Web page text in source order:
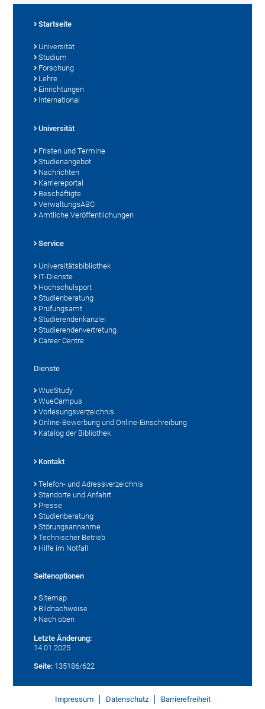
Startseite
Universität
Studium
Forschung
Lehre
Einrichtungen
International
Universität
Fristen und Termine
Studienangebot
Nachrichten
Karriereportal
Beschäftigte
VerwaltungsABC
Amtliche Veröffentlichungen
Service
Universitätsbibliothek
IT-Dienste
Hochschulsport
Studienberatung
Prüfungsamt
Studierendenkanzlei
Studierendenvertretung
Career Centre
Dienste
WueStudy
WueCampus
Vorlesungsverzeichnis
Online-Bewerbung und Online-Einschreibung
Katalog der Bibliothek
Kontakt
Telefon- und Adressverzeichnis
Standorte und Anfahrt
Presse
Studienberatung
Störungsannahme
Technischer Betrieb
Hilfe im Notfall
Seitenoptionen
Sitemap
Bildnachweise
Nach oben
Letzte Änderung:
14.01.2025
Seite: 135186/622
Impressum Datenschutz Barrierefreiheit